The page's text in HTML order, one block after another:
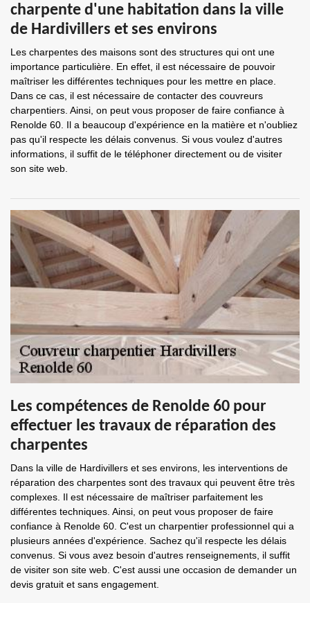
charpente d'une habitation dans la ville
de Hardivillers et ses environs
Les charpentes des maisons sont des structures qui ont une
importance particulière. En effet, il est nécessaire de pouvoir
maîtriser les différentes techniques pour les mettre en place.
Dans ce cas, il est nécessaire de contacter des couvreurs
charpentiers. Ainsi, on peut vous proposer de faire confiance à
Renolde 60. Il a beaucoup d'expérience en la matière et n'oubliez
pas qu'il respecte les délais convenus. Si vous voulez d'autres
informations, il suffit de le téléphoner directement ou de visiter
son site web.
Les compétences de Renolde 60 pour
effectuer les travaux de réparation des
charpentes
Dans la ville de Hardivillers et ses environs, les interventions de
réparation des charpentes sont des travaux qui peuvent être très
complexes. Il est nécessaire de maîtriser parfaitement les
différentes techniques. Ainsi, on peut vous proposer de faire
confiance à Renolde 60. C'est un charpentier professionnel qui a
plusieurs années d'expérience. Sachez qu'il respecte les délais
convenus. Si vous avez besoin d'autres renseignements, il suffit
de visiter son site web. C'est aussi une occasion de demander un
devis gratuit et sans engagement.